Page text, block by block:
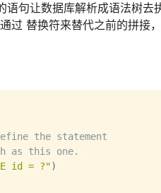
句让数据库解析成语法树去
过 替换符来替代之前的拼接
the statement
as this one.
id = ?")